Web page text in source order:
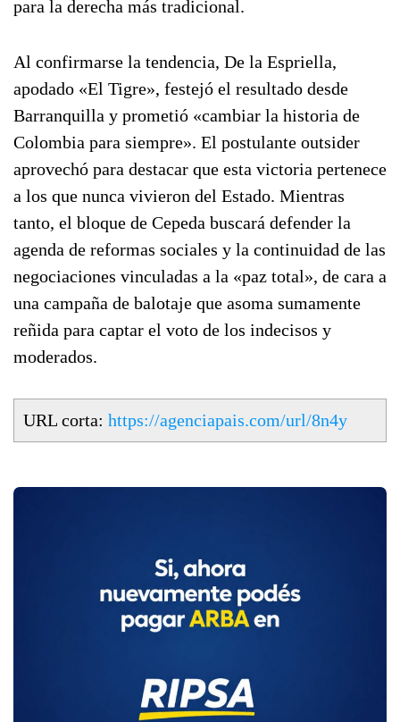
para la derecha más tradicional.
Al confirmarse la tendencia, De la Espriella,
apodado «El Tigre», festejó el resultado desde
Barranquilla y prometió «cambiar la historia de
Colombia para siempre». El postulante outsider
aprovechó para destacar que esta victoria pertenece
a los que nunca vivieron del Estado. Mientras
tanto, el bloque de Cepeda buscará defender la
agenda de reformas sociales y la continuidad de las
negociaciones vinculadas a la «paz total», de cara a
una campaña de balotaje que asoma sumamente
reñida para captar el voto de los indecisos y
moderados.
URL corta: https://agenciapais.com/url/8n4y